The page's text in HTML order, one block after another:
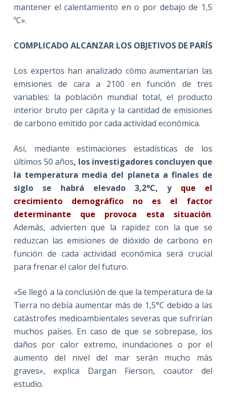
mantener el calentamiento en o por debajo de 1,5
ºC».
COMPLICADO ALCANZAR LOS OBJETIVOS DE PARÍS
Los expertos han analizado cómo aumentarían las
emisiones de cara a 2100 en función de tres
variables: la población mundial total, el producto
interior bruto per cápita y la cantidad de emisiones
de carbono emitido por cada actividad económica.
Así, mediante estimaciones estadísticas de los
últimos 50 años, los investigadores concluyen que
la temperatura media del planeta a finales de
siglo se habrá elevado 3,2°C, y que el
crecimiento demográfico no es el factor
determinante que provoca esta situación.
Además, advierten que la rapidez con la que se
reduzcan las emisiones de dióxido de carbono en
función de cada actividad económica será crucial
para frenar el calor del futuro.
«Se llegó a la conclusión de que la temperatura de la
Tierra no debía aumentar más de 1,5°C debido a las
catástrofes medioambientales severas que sufrirían
muchos países. En caso de que se sobrepase, los
daños por calor extremo, inundaciones o por el
aumento del nivel del mar serán mucho más
graves», explica Dargan Fierson, coautor del
estudio.